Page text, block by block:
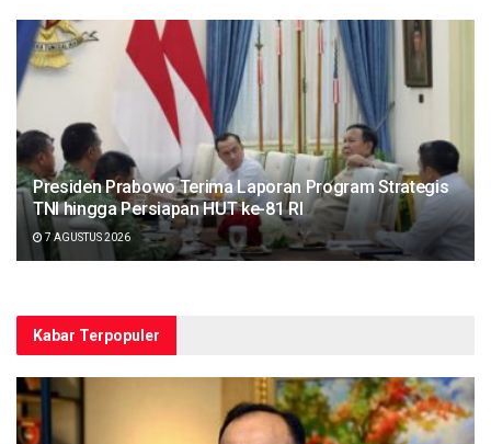
Presiden Prabowo Terima Laporan Program Strategis
TNI hingga Persiapan HUT ke-81 RI
7 AGUSTUS 2026
Kabar Terpopuler